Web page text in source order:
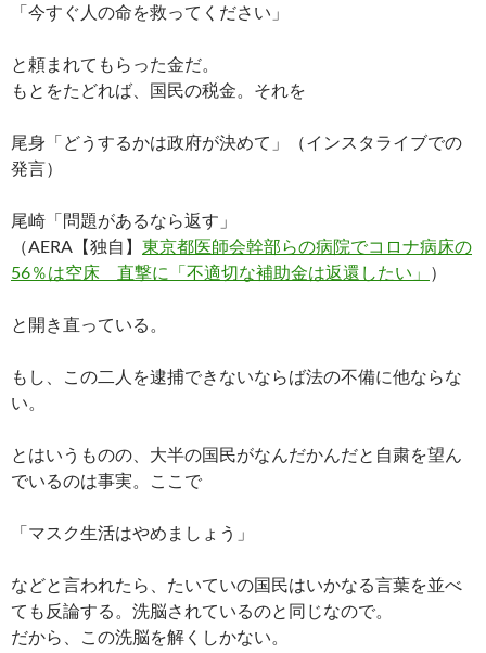
「今すぐ人の命を救ってください」
と頼まれてもらった金だ。
もとをたどれば、国民の税金。それを
尾身「どうするかは政府が決めて」（インスタライブでの
発言）
尾崎「問題があるなら返す」
（AERA【独自】 東京都医師会幹部らの病院でコロナ病床の
56％は空床 直撃に「不適切な補助金は返還したい」 ）
と開き直っている。
もし、この二人を逮捕できないならば法の不備に他ならな
い。
とはいうものの、大半の国民がなんだかんだと自粛を望ん
でいるのは事実。ここで
「マスク生活はやめましょう」
などと言われたら、たいていの国民はいかなる言葉を並べ
ても反論する。洗脳されているのと同じなので。
だから、この洗脳を解くしかない。